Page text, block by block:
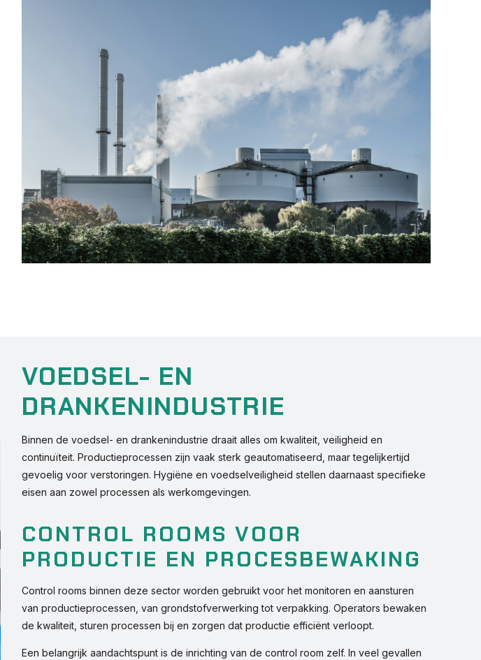
VOEDSEL- EN
DRANKENINDUSTRIE
Binnen de voedsel- en drankenindustrie draait alles om kwaliteit, veiligheid en
continuïteit. Productieprocessen zijn vaak sterk geautomatiseerd, maar tegelijkertijd
gevoelig voor verstoringen. Hygiëne en voedselveiligheid stellen daarnaast specifieke
eisen aan zowel processen als werkomgevingen.
CONTROL ROOMS VOOR
PRODUCTIE EN PROCESBEWAKING
Control rooms binnen deze sector worden gebruikt voor het monitoren en aansturen
van productieprocessen, van grondstofverwerking tot verpakking. Operators bewaken
de kwaliteit, sturen processen bij en zorgen dat productie efficiënt verloopt.
Een belangrijk aandachtspunt is de inrichting van de control room zelf. In veel gevallen